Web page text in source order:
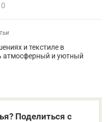
и текстиле в
атмосферный и уютный
Поделиться с